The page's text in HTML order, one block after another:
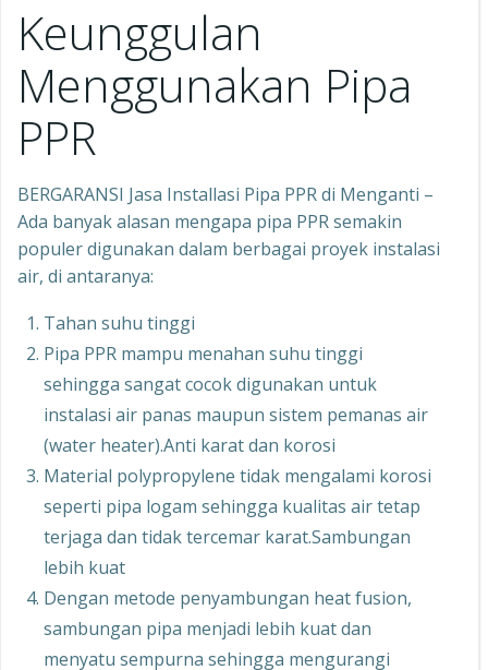
Keunggulan
Menggunakan Pipa
PPR
BERGARANSI Jasa Installasi Pipa PPR di Menganti –
Ada banyak alasan mengapa pipa PPR semakin
populer digunakan dalam berbagai proyek instalasi
air, di antaranya:
Tahan suhu tinggi
Pipa PPR mampu menahan suhu tinggi
sehingga sangat cocok digunakan untuk
instalasi air panas maupun sistem pemanas air
(water heater).Anti karat dan korosi
Material polypropylene tidak mengalami korosi
seperti pipa logam sehingga kualitas air tetap
terjaga dan tidak tercemar karat.Sambungan
lebih kuat
Dengan metode penyambungan heat fusion,
sambungan pipa menjadi lebih kuat dan
menyatu sempurna sehingga mengurangi